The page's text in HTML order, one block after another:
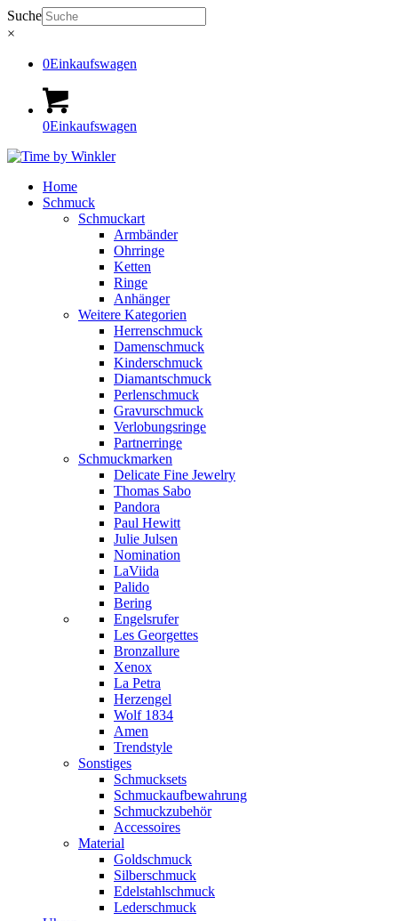
Suche
×
0Einkaufswagen
0Einkaufswagen
Home
Schmuck
Schmuckart
Armbänder
Ohrringe
Ketten
Ringe
Anhänger
Weitere Kategorien
Herrenschmuck
Damenschmuck
Kinderschmuck
Diamantschmuck
Perlenschmuck
Gravurschmuck
Verlobungsringe
Partnerringe
Schmuckmarken
Delicate Fine Jewelry
Thomas Sabo
Pandora
Paul Hewitt
Julie Julsen
Nomination
LaViida
Palido
Bering
Engelsrufer
Les Georgettes
Bronzallure
Xenox
La Petra
Herzengel
Wolf 1834
Amen
Trendstyle
Sonstiges
Schmucksets
Schmuckaufbewahrung
Schmuckzubehör
Accessoires
Material
Goldschmuck
Silberschmuck
Edelstahlschmuck
Lederschmuck